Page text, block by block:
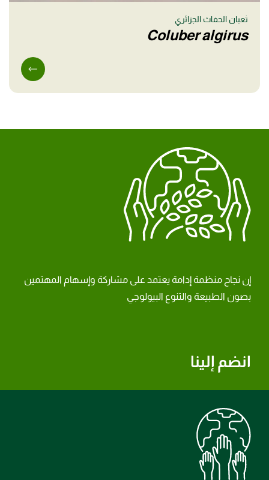
ثعبان الحفاث الجزائري
Coluber algirus
انضم إلينا
إن نجاح منظمة إدامة يعتمد على مشاركة وإسهام المهتمين
بصون الطبيعة والتنوع البيولوجي